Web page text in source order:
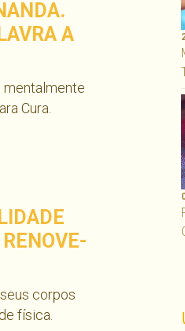
A
mentalmente
Cura.
corpos
física.